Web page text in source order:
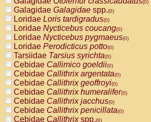
(0)
Galagidae Galagidae spp.(0)
Loridae Loris tardigradus(0)
Loridae Nycticebus coucang(0)
Loridae Nycticebus pygmaeus(0)
Loridae Perodicticus potto(0)
Tarsiidae Tarsius syrichta(0)
Cebidae Callimico goeldii(0)
Cebidae Callithrix argentata(0)
Cebidae Callithrix geoffroyi(0)
Cebidae Callithrix humeralifer(0)
Cebidae Callithrix jacchus(0)
Cebidae Callithrix penicillata(0)
Cebidae Callithrixspp.(0)